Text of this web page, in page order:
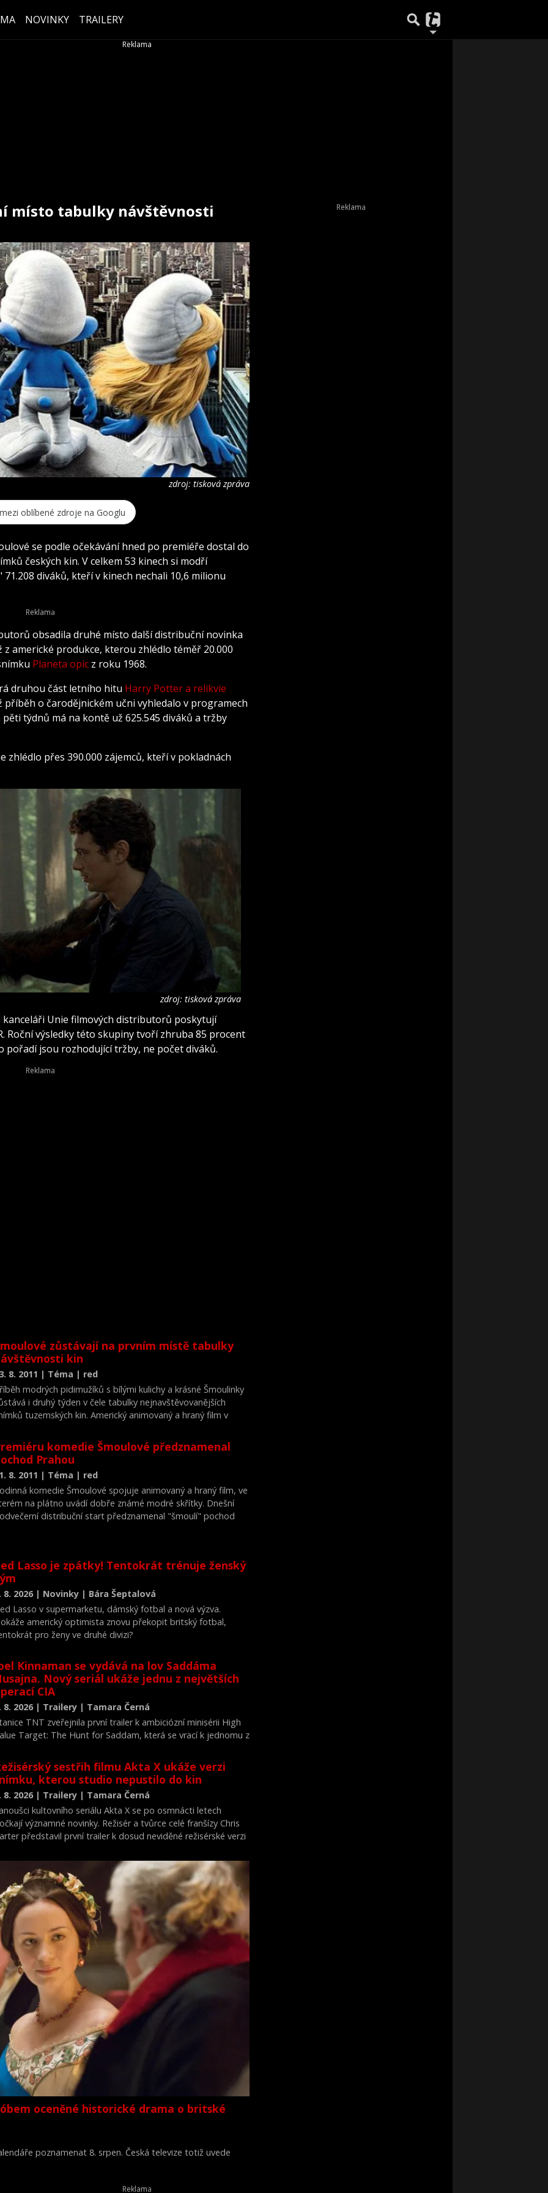
NOVINKY TRAILERY
místo tabulky návštěvnosti
zdroj: tisková zpráva
oblíbené zdroje na Googlu
se podle očekávání hned po premiéře dostal do
českých kin. V celkem 53 kinech si modří
diváků, kteří v kinech nechali 10,6 milionu
obsadila druhé místo další distribuční novinka
z americké produkce, kterou zhlédlo téměř 20.000
Planeta opic z roku 1968.
druhou část letního hitu Harry Potter a relikvie
o čarodějnickém učni vyhledalo v programech
týdnů má na kontě už 625.545 diváků a tržby
zhlédlo přes 390.000 zájemců, kteří v pokladnách
zdroj: tisková zpráva
Unie filmových distributorů poskytují
Roční výsledky této skupiny tvoří zhruba 85 procent
pořadí jsou rozhodující tržby, ne počet diváků.
zůstávají na prvním místě tabulky
kin
8. 2011 | Téma | red
modrých pidimužíků s bílými kulichy a krásné Šmoulinky
i druhý týden v čele tabulky nejnavštěvovanějších
tuzemských kin. Americký animovaný a hraný film v
167.000 diváků.komedie Šmoulové předznamenal
Prahou
8. 2011 | Téma | red
komedie Šmoulové spojuje animovaný a hraný film, ve
na plátno uvádí dobře známé modré skřítky. Dnešní
distribuční start předznamenal "šmoulí" pochod
Lasso je zpátky! Tentokrát trénuje ženský
8. 2026 | Novinky | Bára Šeptalová
Lasso v supermarketu, dámský fotbal a nová výzva.
americký optimista znovu překopit britský fotbal,
pro ženy ve druhé divizi?
Kinnaman se vydává na lov Saddáma
Nový seriál ukáže jednu z největších
CIA
8. 2026 | Trailery | Tamara Černá
TNT zveřejnila první trailer k ambiciózní minisérii High
Target: The Hunt for Saddam, která se vrací k jednomu z
sestřih filmu Akta X ukáže verzi
kterou studio nepustilo do kin
8. 2026 | Trailery | Tamara Černá
kultovního seriálu Akta X se po osmnácti letech
významné novinky. Režisér a tvůrce celé franšízy Chris
představil první trailer k dosud neviděné režisérské verzi
oceněné historické drama o britské
poznamenat 8. srpen. Česká televize totiž uvede